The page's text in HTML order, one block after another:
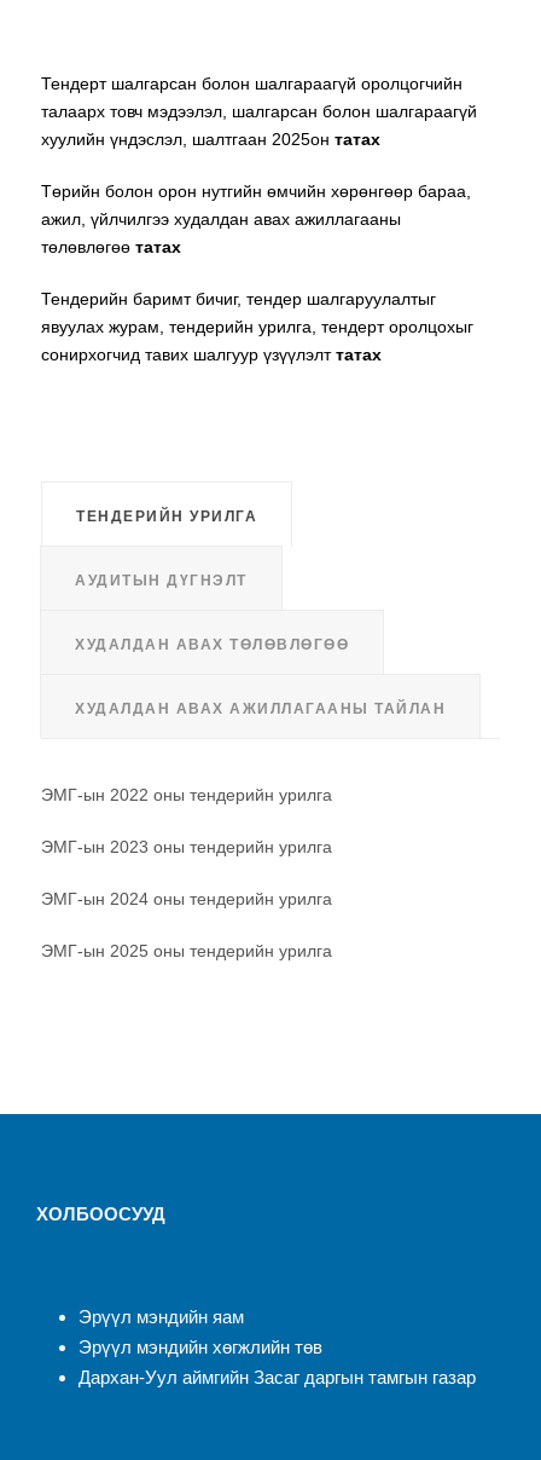
Тендерт шалгарсан болон шалгараагүй оролцогчийн
талаарх товч мэдээлэл, шалгарсан болон шалгараагүй
хуулийн үндэслэл, шалтгаан 2025он татах
Төрийн болон орон нутгийн өмчийн хөрөнгөөр бараа,
ажил, үйлчилгээ худалдан авах ажиллагааны
төлөвлөгөө татах
Тендерийн баримт бичиг, тендер шалгаруулалтыг
явуулах журам, тендерийн урилга, тендерт оролцохыг
сонирхогчид тавих шалгуур үзүүлэлт татах
ТЕНДЕРИЙН УРИЛГА
АУДИТЫН ДҮГНЭЛТ
ХУДАЛДАН АВАХ ТӨЛӨВЛӨГӨӨ
ХУДАЛДАН АВАХ АЖИЛЛАГААНЫ ТАЙЛАН
ЭМГ-ын 2022 оны тендерийн урилга
ЭМГ-ын 2023 оны тендерийн урилга
ЭМГ-ын 2024 оны тендерийн урилга
ЭМГ-ын 2025 оны тендерийн урилга
ХОЛБООСУУД
Эрүүл мэндийн яам
Эрүүл мэндийн хөгжлийн төв
Дархан-Уул аймгийн Засаг даргын тамгын газар